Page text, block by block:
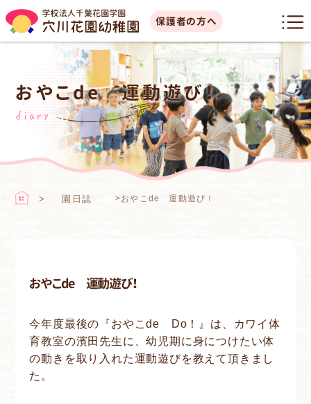
保護者の方へ
おやこde 運動遊び！
diary
園日誌 >おやこde 運動遊び！
おやこde 運動遊び！
今年度最後の『おやこde Do！』は、カワイ体
育教室の濱田先生に、幼児期に身につけたい体
の動きを取り入れた運動遊びを教えて頂きまし
た。